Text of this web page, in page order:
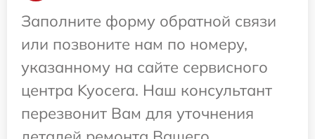
Заполните форму обратной связи
или позвоните нам по номеру,
указанному на сайте сервисного
центра Kyocera. Наш консультант
перезвонит Вам для уточнения